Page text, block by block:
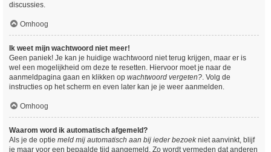
discussies.
Omhoog
Ik weet mijn wachtwoord niet meer!
Geen paniek! Je kan je huidige wachtwoord niet terug krijgen, maar er is
wel een mogelijkheid om deze te resetten. Hiervoor moet je naar de
aanmeldpagina gaan en klikken op wachtwoord vergeten?. Volg de
instructies op het scherm en even later kan je je weer aanmelden.
Omhoog
Waarom word ik automatisch afgemeld?
Als je de optie meld mij automatisch aan bij ieder bezoekniet aanvinkt, blijf
je maar voor een bepaalde tijd aangemeld. Zo wordt vermeden dat anderen